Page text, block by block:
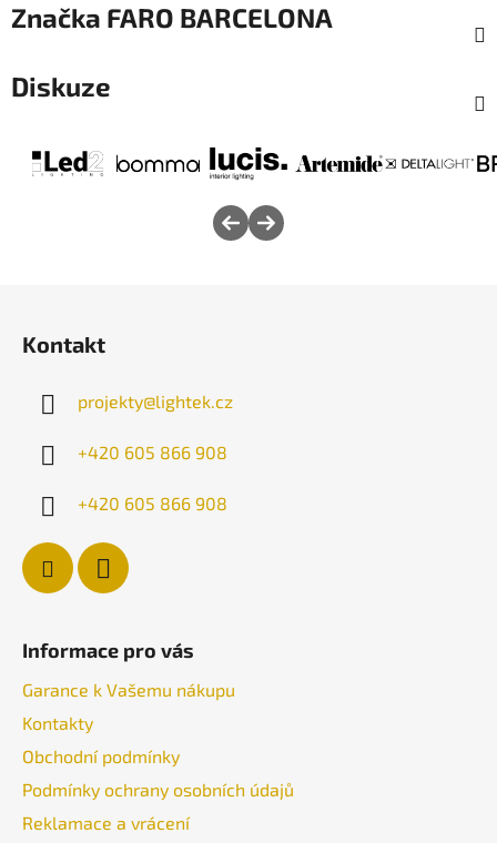
Značka FARO BARCELONA
Diskuze
Kontakt
projekty@lightek.cz
+420 605 866 908
+420 605 866 908
Informace pro vás
Garance k Vašemu nákupu
Kontakty
Obchodní podmínky
Podmínky ochrany osobních údajů
Reklamace a vrácení